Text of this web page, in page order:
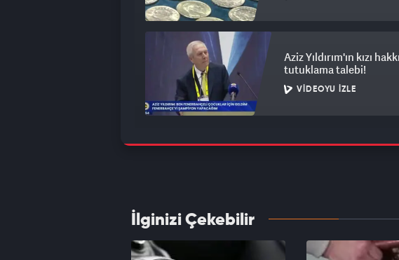
Aziz Yıldırım'ın kızı
tutuklama talebi!
VIDEOYU İZLE
ABD için kritik istihdam
İlginizi Çekebilir